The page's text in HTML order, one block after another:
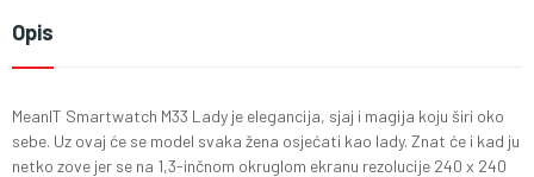
Opis
MeanIT Smartwatch M33 Lady je elegancija, sjaj i magija koju širi oko
sebe. Uz ovaj će se model svaka žena osjećati kao lady. Znat će i kad ju
netko zove jer se na 1,3-inčnom okruglom ekranu rezolucije 240 x 240